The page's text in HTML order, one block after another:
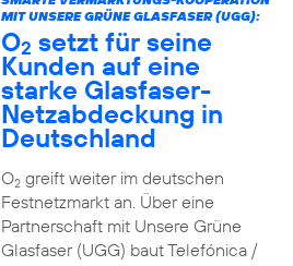
MIT UNSERE GRÜNE GLASFASER (UGG):
O2 setzt für seine
Kunden auf eine
starke Glasfaser-
Netzabdeckung in
Deutschland
O2greift weiter im deutschen
Festnetzmarkt an. Über eine
Partnerschaft mit Unsere Grüne
Glasfaser (UGG) baut Telefónica /